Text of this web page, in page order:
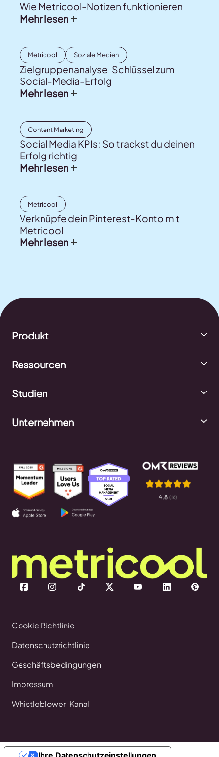
Wie Metricool-Notizen funktionieren
Mehr lesen
Metricool Soziale Medien
Zielgruppenanalyse: Schlüssel zum
Social-Media-Erfolg
Mehr lesen
Content Marketing
Social Media KPIs: So trackst du deinen
Erfolg richtig
Mehr lesen
Metricool
Verknüpfe dein Pinterest-Konto mit
Metricool
Mehr lesen
Produkt
Ressourcen
Studien
Unternehmen
Cookie Richtlinie
Datenschutzrichtlinie
Geschäftsbedingungen
Impressum
Whistleblower-Kanal